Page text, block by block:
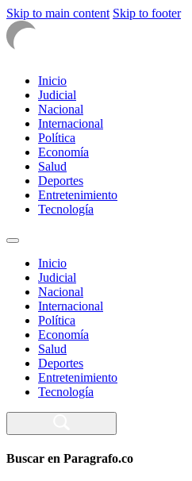
Skip to main content Skip to footer
Inicio
Judicial
Nacional
Internacional
Política
Economía
Salud
Deportes
Entretenimiento
Tecnología
Inicio
Judicial
Nacional
Internacional
Política
Economía
Salud
Deportes
Entretenimiento
Tecnología
Buscar en Paragrafo.co